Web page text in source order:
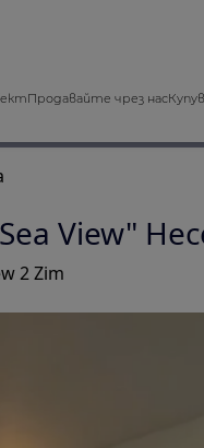
Продавайте чрез нас
View"
2 Zim